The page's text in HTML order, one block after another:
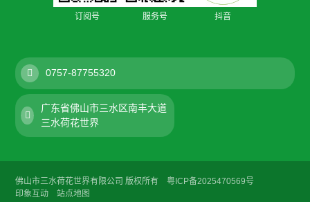
订阅号 服务号 抖音
0757-87755320
广东省佛山市三水区南丰大道
三水荷花世界
佛山市三水荷花世界有限公司 版权所有粤ICP备2025470569号
印象互动
站点地图